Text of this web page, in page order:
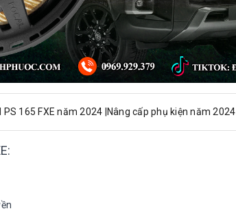
PS 165 FXE năm 2024 |Nâng cấp phụ kiện năm 2024